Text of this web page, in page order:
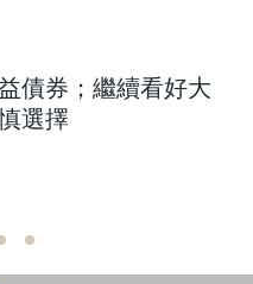
債券；繼續看好大
選擇